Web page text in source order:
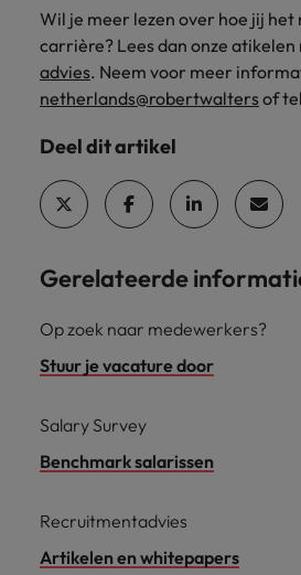
Wil je meer lezen over hoe jij het
carrière? Lees dan onze atikelen
advies. Neem voor meer
netherlands@robertwaltersof
Deel dit artikel
Gerelateerde
Op zoek naar medewerkers?
Stuur je vacature door
Salary Survey
Benchmark salarissen
Recruitmentadvies
Artikelen en whitepapers